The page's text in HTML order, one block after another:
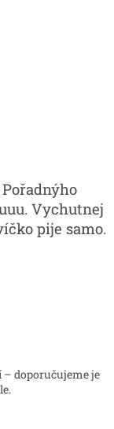
Vychutnej
pije samo.
doporučujeme je